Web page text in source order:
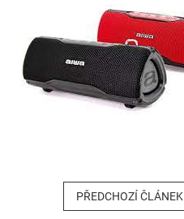
PŘEDCHOZÍ ČLÁNEK